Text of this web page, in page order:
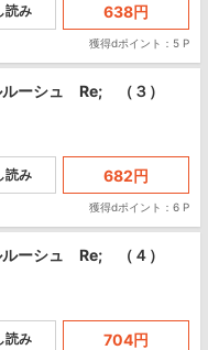
読み 638円
獲得dポイント：5 P
ーシュ Re; （３）
読み 682円
獲得dポイント：6 P
ーシュ Re; （４）
読み 704円